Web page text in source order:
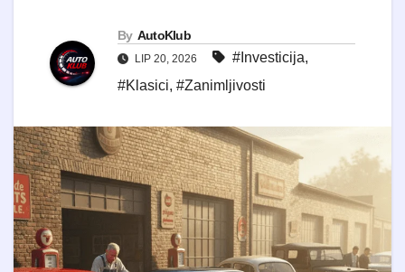
By AutoKlub
LIP 20, 2026 #Investicija,
#Klasici, #Zanimljivosti